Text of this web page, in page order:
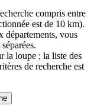
compris entre
est de 10 km).
départements, vous
la loupe ; la liste des
de recherche est